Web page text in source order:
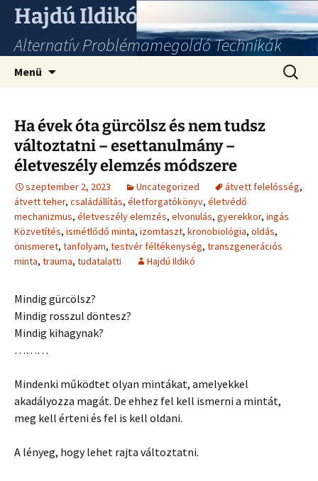
Hajdú Ildikó
Alternatív Problémamegoldó Technikák
Menü
Ha évek óta gürcölsz és nem tudsz
változtatni – esettanulmány –
életveszély elemzés módszere
szeptember 2, 2023 Uncategorized átvett felelősség,
átvett teher, családállítás, életforgatókönyv, életvédő
mechanizmus, életveszély elemzés, elvonulás, gyerekkor, ingás
Közvetítés, ismétlődő minta, izomtaszt, kronobiológia, oldás,
önismeret, tanfolyam, testvér féltékenység, transzgenerációs
minta, trauma, tudatalatti Hajdú Ildikó
Mindig gürcölsz?
Mindig rosszul döntesz?
Mindig kihagynak?
………
Mindenki működtet olyan mintákat, amelyekkel
akadályozza magát. De ehhez fel kell ismerni a mintát,
meg kell érteni és fel is kell oldani.
A lényeg, hogy lehet rajta változtatni.